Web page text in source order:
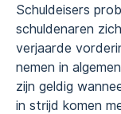
Schuldeisers
schuldenaren
verjaarde
nemen in
zijn geldig
in strijd komen